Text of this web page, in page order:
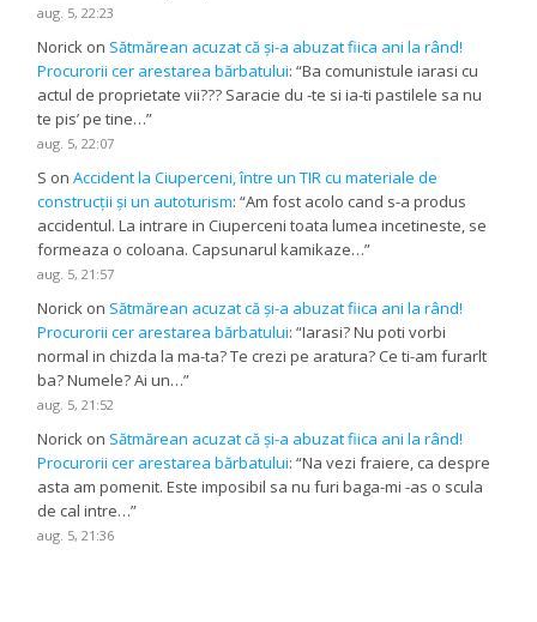
aug. 5, 22:23
Norick on Sătmărean acuzat că și-a abuzat fiica ani la rând!
Procurorii cer arestarea bărbatului: “Ba comunistule iarasi cu
actul de proprietate vii??? Saracie du -te si ia-ti pastilele sa nu
te pis’ pe tine…”
aug. 5, 22:07
S onAccident la Ciuperceni, între un TIR cu materiale de
construcții și un autoturism: “Am fost acolo cand s-a produs
accidentul. La intrare in Ciuperceni toata lumea incetineste, se
formeaza o coloana. Capsunarul kamikaze…”
aug. 5, 21:57
Norick on Sătmărean acuzat că și-a abuzat fiica ani la rând!
Procurorii cer arestarea bărbatului: “Iarasi? Nu poti vorbi
normal in chizda la ma-ta? Te crezi pe aratura? Ce ti-am furarlt
ba? Numele? Ai un…”
aug. 5, 21:52
Norick on Sătmărean acuzat că și-a abuzat fiica ani la rând!
Procurorii cer arestarea bărbatului: “Na vezi fraiere, ca despre
asta am pomenit. Este imposibil sa nu furi baga-mi -as o scula
de cal intre…”
aug. 5, 21:36